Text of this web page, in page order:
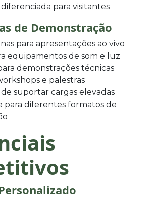
para visitantes
de Demonstração
para apresentações ao vivo
equipamentos de som e luz
demonstrações técnicas
e palestras
suportar cargas elevadas
para diferentes formatos de